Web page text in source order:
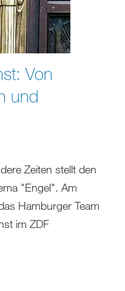
Von
und
Zeiten stellt den
"Engel". Am
Hamburger Team
im ZDF